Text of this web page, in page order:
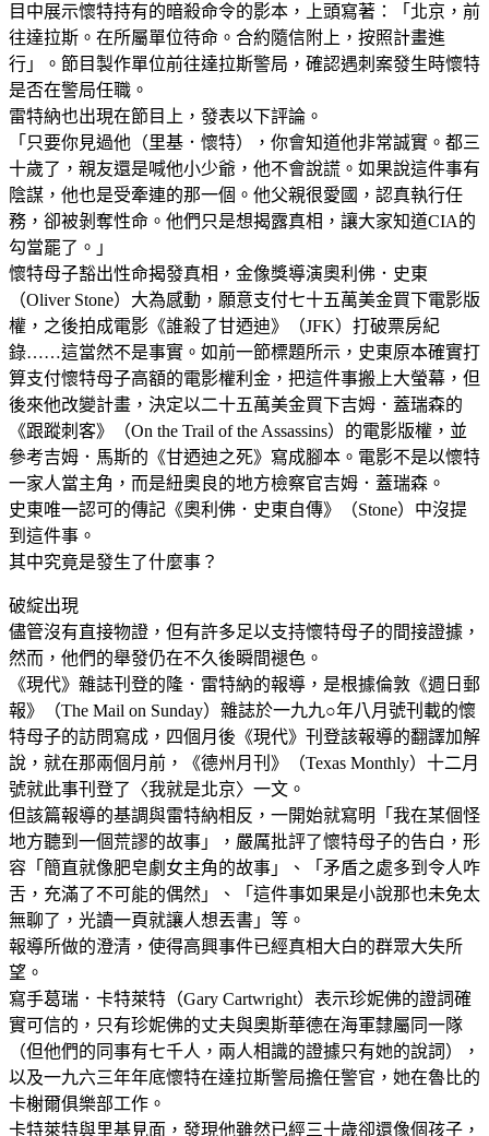
目中展示懷特持有的暗殺命令的影本，上頭寫著：「北京，前
往達拉斯。在所屬單位待命。合約隨信附上，按照計畫進
行」。節目製作單位前往達拉斯警局，確認遇刺案發生時懷特
是否在警局任職。
雷特納也出現在節目上，發表以下評論。
「只要你見過他（里基．懷特），你會知道他非常誠實。都三
十歲了，親友還是喊他小少爺，他不會說謊。如果說這件事有
陰謀，他也是受牽連的那一個。他父親很愛國，認真執行任
務，卻被剝奪性命。他們只是想揭露真相，讓大家知道CIA的
勾當罷了。」
懷特母子豁出性命揭發真相，金像獎導演奧利佛．史東
（Oliver Stone）大為感動，願意支付七十五萬美金買下電影版
權，之後拍成電影《誰殺了甘迺迪》（JFK）打破票房紀
錄……這當然不是事實。如前一節標題所示，史東原本確實打
算支付懷特母子高額的電影權利金，把這件事搬上大螢幕，但
後來他改變計畫，決定以二十五萬美金買下吉姆．蓋瑞森的
《跟蹤刺客》（On the Trail of the Assassins）的電影版權，並
參考吉姆．馬斯的《甘迺迪之死》寫成腳本。電影不是以懷特
一家人當主角，而是紐奧良的地方檢察官吉姆．蓋瑞森。
史東唯一認可的傳記《奧利佛．史東自傳》（Stone）中沒提
到這件事。
其中究竟是發生了什麼事？
破綻出現
儘管沒有直接物證，但有許多足以支持懷特母子的間接證據，
然而，他們的舉發仍在不久後瞬間褪色。
《現代》雜誌刊登的隆．雷特納的報導，是根據倫敦《週日郵
報》（The Mail on Sunday）雜誌於一九九○年八月號刊載的懷
特母子的訪問寫成，四個月後《現代》刊登該報導的翻譯加解
說，就在那兩個月前，《德州月刊》（Texas Monthly）十二月
號就此事刊登了〈我就是北京〉一文。
但該篇報導的基調與雷特納相反，一開始就寫明「我在某個怪
地方聽到一個荒謬的故事」，嚴厲批評了懷特母子的告白，形
容「簡直就像肥皂劇女主角的故事」、「矛盾之處多到令人咋
舌，充滿了不可能的偶然」、「這件事如果是小說那也未免太
無聊了，光讀一頁就讓人想丟書」等。
報導所做的澄清，使得高興事件已經真相大白的群眾大失所
望。
寫手葛瑞．卡特萊特（Gary Cartwright）表示珍妮佛的證詞確
實可信的，只有珍妮佛的丈夫與奧斯華德在海軍隸屬同一隊
（但他們的同事有七千人，兩人相識的證據只有她的說詞），
以及一九六三年年底懷特在達拉斯警局擔任警官，她在魯比的
卡榭爾俱樂部工作。
卡特萊特與里基見面，發現他雖然已經三十歲卻還像個孩子，